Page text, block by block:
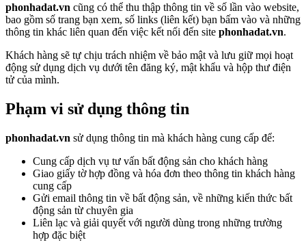
phonhadat.vn cũng có thể thu thập thông tin về số lần vào website,
bao gồm số trang bạn xem, số links (liên kết) bạn bấm vào và những
thông tin khác liên quan đến việc kết nối đến site phonhadat.vn.
Khách hàng sẽ tự chịu trách nhiệm về bảo mật và lưu giữ mọi hoạt
động sử dụng dịch vụ dưới tên đăng ký, mật khẩu và hộp thư điện
tử của mình.
Phạm vi sử dụng thông tin
phonhadat.vn sử dụng thông tin mà khách hàng cung cấp để:
Cung cấp dịch vụ tư vấn bất động sản cho khách hàng
Giao giấy tờ hợp đồng và hóa đơn theo thông tin khách hàng
cung cấp
Gửi email thông tin về bất động sản, về những kiến thức bất
động sản từ chuyên gia
Liên lạc và giải quyết với người dùng trong những trường
hợp đặc biệt